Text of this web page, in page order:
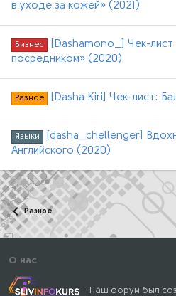
в уходе за кожей» (2021)
Бизнес
[Dashamono_] Чек-лист
посредником» (2020)
Разное [Dasha Kiri] Чек-лист:
Языки
[dasha_chellenger]
Английского (2020)
Разное
О нас
- Наш форум был